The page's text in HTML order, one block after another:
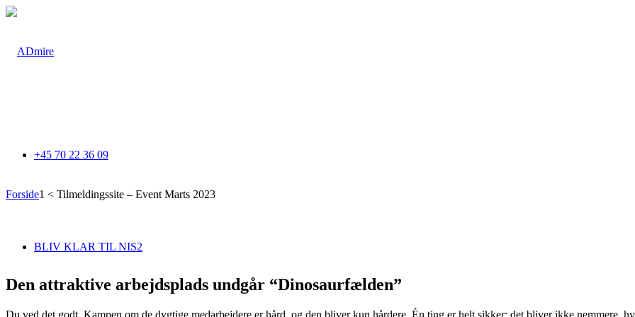
+45 70 22 36 09
BLIV KLAR TIL NIS2
Forside1 < Tilmeldingssite – Event Marts 2023
Den attraktive arbejdsplads undgår “Dinosaurfælden”
Du ved det godt. Kampen om de dygtige medarbejdere er hård, og den bliver kun hårdere. Én ting er helt sikker: det bliver ikke nemmere,